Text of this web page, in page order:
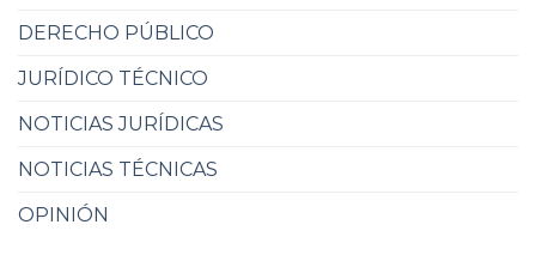
DERECHO PÚBLICO
JURÍDICO TÉCNICO
NOTICIAS JURÍDICAS
NOTICIAS TÉCNICAS
OPINIÓN